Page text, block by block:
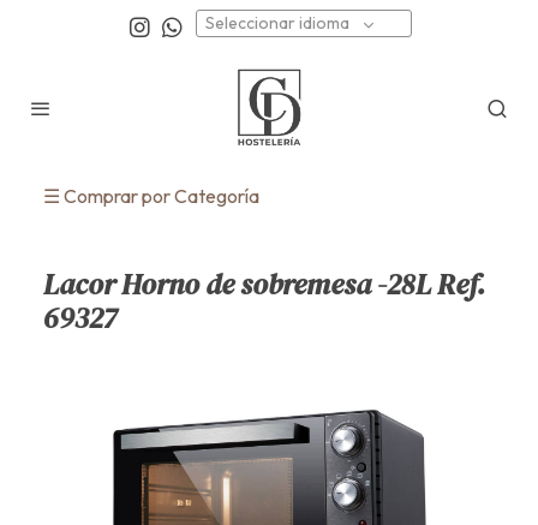
Seleccionar idioma
☰ Comprar por Categoría
Lacor Horno de sobremesa -28L Ref.
69327